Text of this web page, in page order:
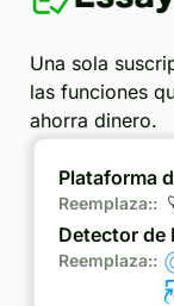
Una sola
las funciones
ahorra dinero.
Plataforma
Reemplaza::
Detector de
Reemplaza::